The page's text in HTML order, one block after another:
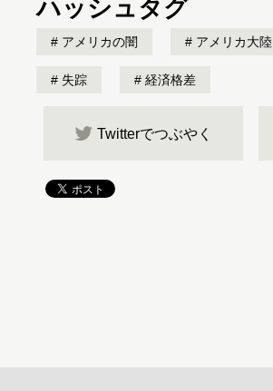
ハッシュタグ
アメリカの闇 アメリカ大陸
失踪 経済格差
Twitterでつぶやく